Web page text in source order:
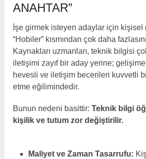
ANAHTAR”
İşe girmek isteyen adaylar için kişisel
“Hobiler” kısmından çok daha
Kaynakları uzmanları, teknik bilgisi
iletişimi zayıf bir aday yerine;
hevesli ve iletişim becerileri kuvvetli
etme eğilimindedir.
Bunun nedeni basittir:Teknik bilgi
kişilik ve tutum zor değiştirilir.
Maliyet ve Zaman Tasarrufu: